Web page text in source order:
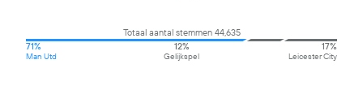
Totaal aantal stemmen 44,635
71%
Man Utd
12%
Gelijkspel
17%
Leicester City